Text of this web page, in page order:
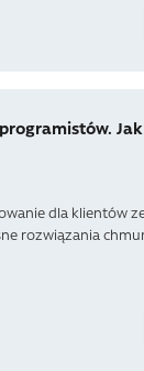
dla klientów
rozwiązania